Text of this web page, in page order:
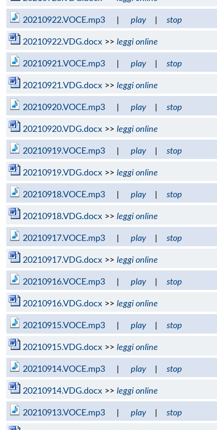
20210922.VOCE.mp3 play stop
20210922.VDG.docx >> leggi online
20210921.VOCE.mp3 play stop
20210921.VDG.docx >> leggi online
20210920.VOCE.mp3 play stop
20210920.VDG.docx >> leggi online
20210919.VOCE.mp3 play stop
20210919.VDG.docx >> leggi online
20210918.VOCE.mp3 play stop
20210918.VDG.docx >> leggi online
20210917.VOCE.mp3 play stop
20210917.VDG.docx >> leggi online
20210916.VOCE.mp3 play stop
20210916.VDG.docx >> leggi online
20210915.VOCE.mp3 play stop
20210915.VDG.docx >> leggi online
20210914.VOCE.mp3 play stop
20210914.VDG.docx >> leggi online
20210913.VOCE.mp3 play stop